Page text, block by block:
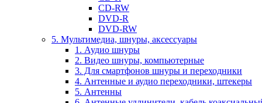
CD-RW
DVD-R
DVD-RW
5. Мультимедиа, шнуры, аксессуары
1. Аудио шнуры
2. Видео шнуры, компьютерные
3. Для смартфонов шнуры и переходники
4. Антенные и аудио переходники, штекеры
5. Антенны